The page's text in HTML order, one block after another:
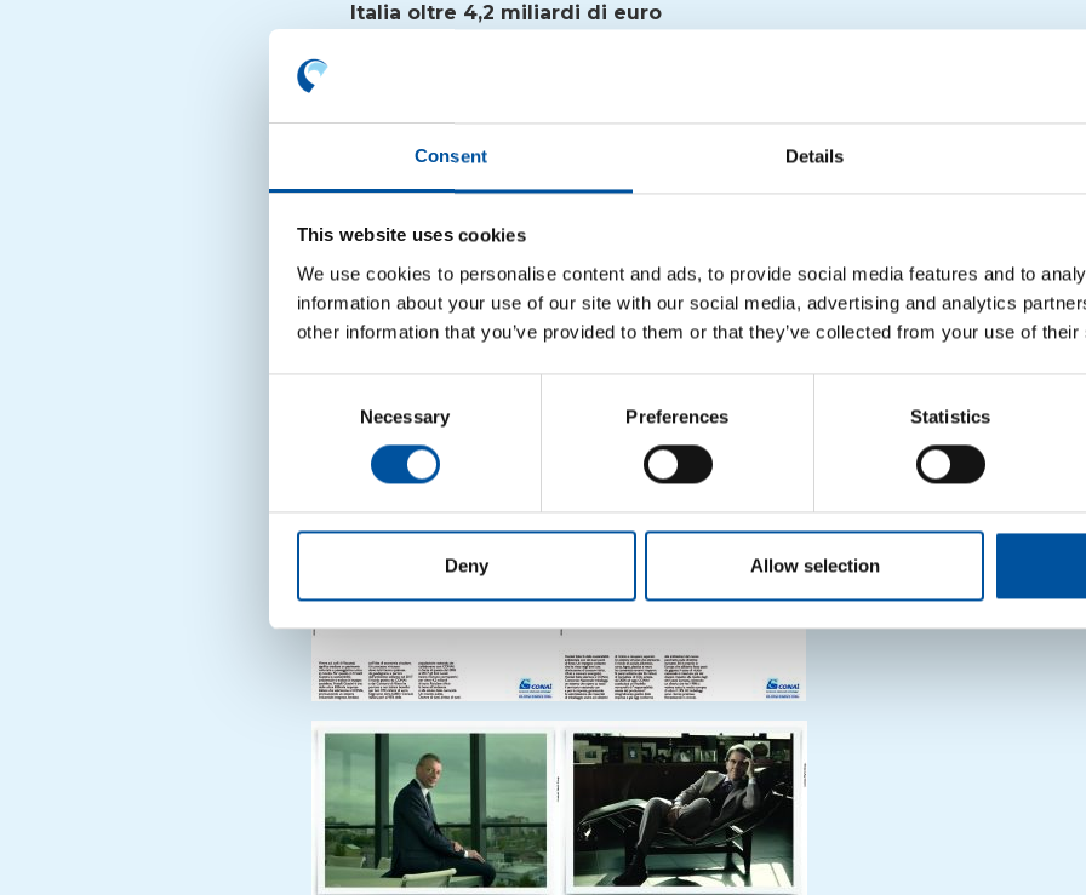
Consent Details
This website uses cookies
We use cookies to personalise content and ads, to provide social media features and to
information about your use of our site with our social media, advertising and analytics
other information that you’ve provided to them or that they’ve collected from your use of
Necessary Preferences Statistics
Deny Allow selection
Italia oltre 4,2 miliardi di euro
nuova materia prima
tonnellate di materia prima, quasi il 50% in più rispetto al 2005.
Dal 2005 al 2017 è stato evitato il consumo di oltre42 milioni di tonnellate
A livello di emissioni di gas serra,il riciclo garantito dalla gestione
rispetto al 2005. Negli ultimi 12 anni
pari ai quantitativi emessi in un anno da circa11 milioni di autovetture con
media annua di 20.000 chilometri.